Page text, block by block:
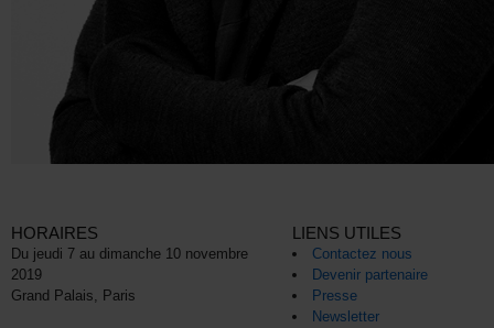
HORAIRES
Du jeudi 7 au dimanche 10 novembre
2019
Grand Palais, Paris
LIENS UTILES
Contactez nous
Devenir partenaire
Presse
Newsletter